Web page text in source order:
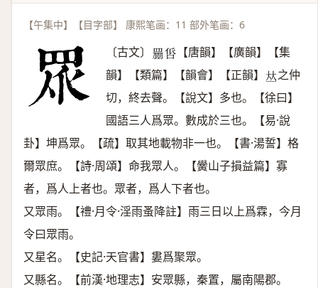
【午集中】【目字部】 康熙笔画：11 部外笔画：6
〔古文〕 𥅫 𠱧
【唐韻】【廣韻】【集
韻】【類篇】【韻會】【正韻】 𠀤之仲
切，終去聲。【說文】多也。【徐曰】
國語三人爲眾。數成於三也。【易·說
卦】坤爲眾。【疏】取其地載物非一也。【書·湯誓】格
爾眾庶。【詩·周頌】命我眾人。【黌山子損益篇】寡
者，爲人上者也。眾者，爲人下者也。
又眾雨。【禮·月令·淫雨蚤降註】雨三日以上爲霖，今月
令曰眾雨。
又星名。【史記·天官書】婁爲聚眾。
又縣名。【前漢·地理志】安眾縣，秦置，屬南陽郡。